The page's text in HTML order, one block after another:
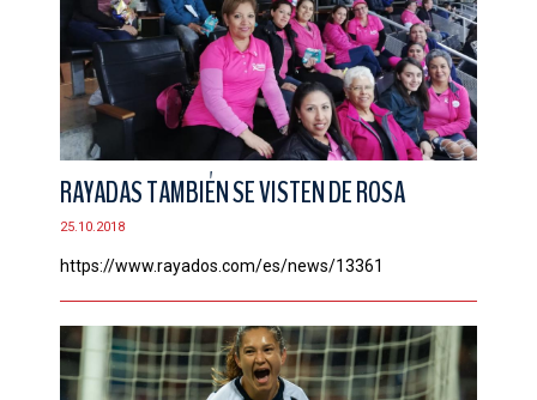
RAYADAS TAMBIÉN SE VISTEN DE ROSA
25.10.2018
https://www.rayados.com/es/news/13361